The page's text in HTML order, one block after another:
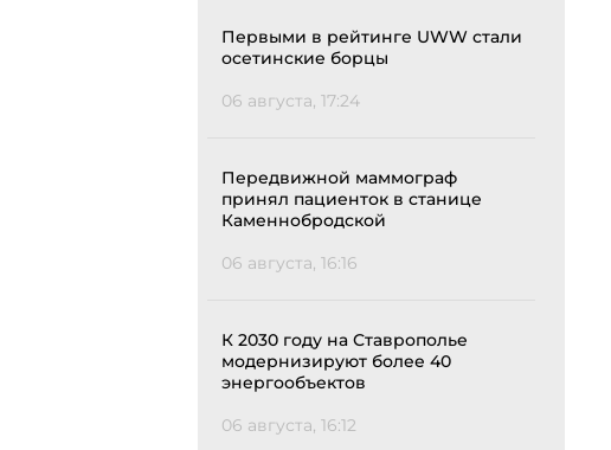
Первыми в рейтинге UWW стали
осетинские борцы
06 августа, 17:24
Передвижной маммограф
принял пациенток в станице
Каменнобродской
06 августа, 16:16
К 2030 году на Ставрополье
модернизируют более 40
энергообъектов
06 августа, 16:12